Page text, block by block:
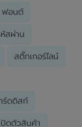
ฟอนต์
สผ่าน
สติ๊กเกอร์ไลน์
ร์ดดิสก์
ปิดตัวสินค้า